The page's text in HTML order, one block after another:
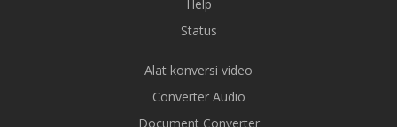
Help
Status
Alat konversi video
Converter Audio
Document Converter